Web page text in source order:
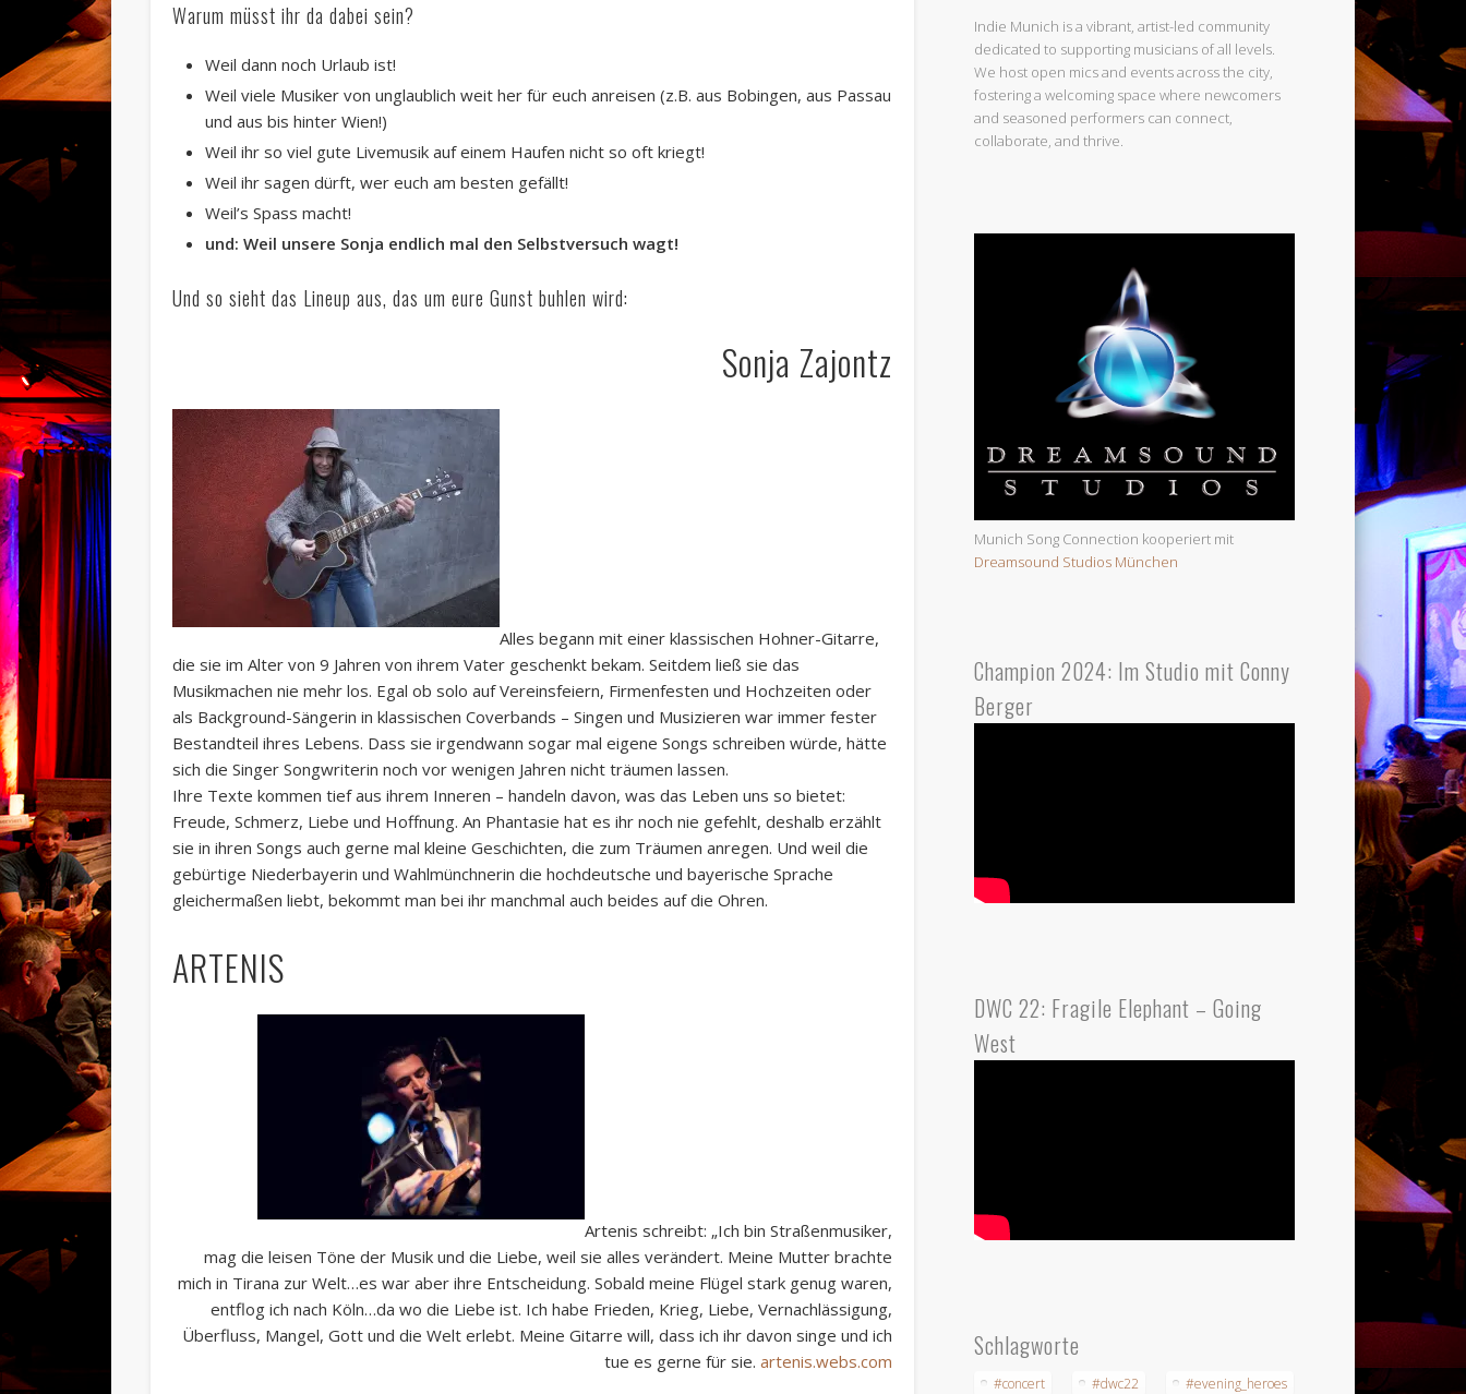
Warum müsst ihr da dabei sein?
Weil dann noch Urlaub ist!
Weil viele Musiker von unglaublich weit her für euch anreisen (z.B. aus Bobingen, aus Passau
und aus bis hinter Wien!)
Weil ihr so viel gute Livemusik auf einem Haufen nicht so oft kriegt!
Weil ihr sagen dürft, wer euch am besten gefällt!
Weil’s Spass macht!
und: Weil unsere Sonja endlich mal den Selbstversuch wagt!
Und so sieht das Lineup aus, das um eure Gunst buhlen wird:
Sonja Zajontz
Alles begann mit einer klassischen Hohner-Gitarre,
die sie im Alter von 9 Jahren von ihrem Vater geschenkt bekam. Seitdem ließ sie das
Musikmachen nie mehr los. Egal ob solo auf Vereinsfeiern, Firmenfesten und Hochzeiten oder
als Background-Sängerin in klassischen Coverbands – Singen und Musizieren war immer fester
Bestandteil ihres Lebens. Dass sie irgendwann sogar mal eigene Songs schreiben würde, hätte
sich die Singer Songwriterin noch vor wenigen Jahren nicht träumen lassen.
Ihre Texte kommen tief aus ihrem Inneren – handeln davon, was das Leben uns so bietet:
Freude, Schmerz, Liebe und Hoffnung. An Phantasie hat es ihr noch nie gefehlt, deshalb erzählt
sie in ihren Songs auch gerne mal kleine Geschichten, die zum Träumen anregen. Und weil die
gebürtige Niederbayerin und Wahlmünchnerin die hochdeutsche und bayerische Sprache
gleichermaßen liebt, bekommt man bei ihr manchmal auch beides auf die Ohren.
ARTENIS
Artenis schreibt: „Ich bin Straßenmusiker,
mag die leisen Töne der Musik und die Liebe, weil sie alles verändert. Meine Mutter brachte
mich in Tirana zur Welt…es war aber ihre Entscheidung. Sobald meine Flügel stark genug waren,
entflog ich nach Köln…da wo die Liebe ist. Ich habe Frieden, Krieg, Liebe, Vernachlässigung,
Überfluss, Mangel, Gott und die Welt erlebt. Meine Gitarre will, dass ich ihr davon singe und ich
tue es gerne für sie.artenis.webs.com
Indie Munich is a vibrant, artist-led community
dedicated to supporting musicians of all levels.
We host open mics and events across the city,
fostering a welcoming space where newcomers
and seasoned performers can connect,
collaborate, and thrive.
Munich Song Connection kooperiert mit
Dreamsound Studios München
Champion 2024: Im Studio mit Conny
Berger
DWC 22: Fragile Elephant – Going
West
Schlagworte
#concert #dwc22 #evening_heroes